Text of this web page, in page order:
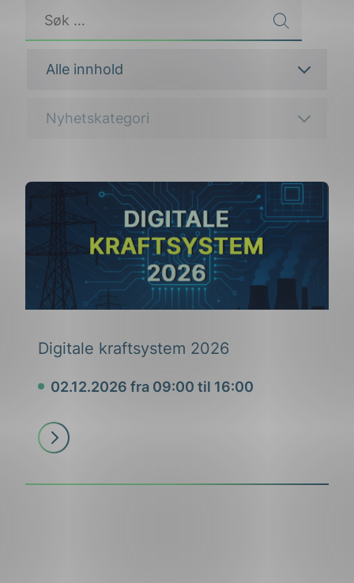
Alle innhold
Nyhetskategori
Digitale kraftsystem 2026
Dato
02.12.2026 fra 09:00 til 16:00
Les
mer